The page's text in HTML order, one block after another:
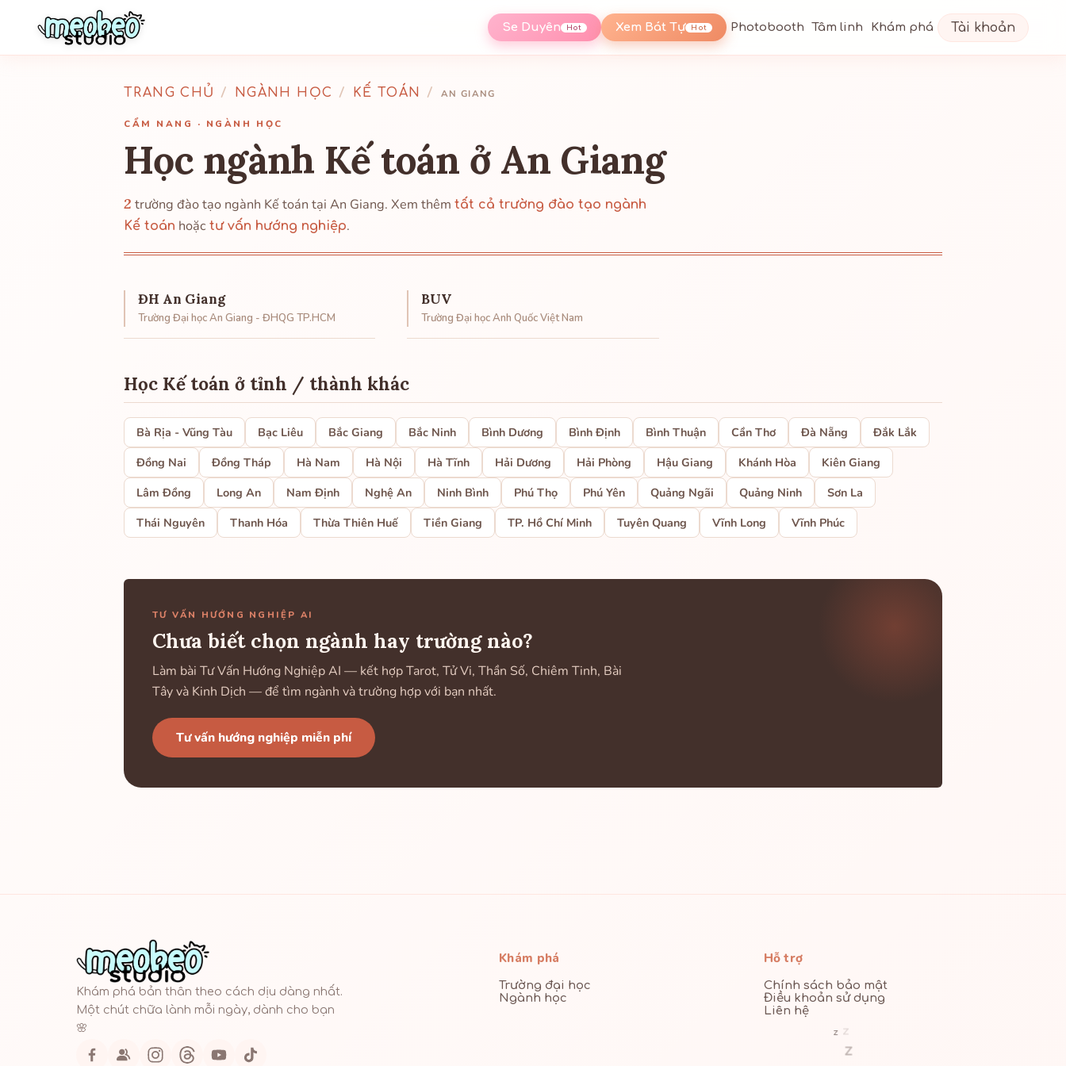
Se Duyên Hot Xem Bát Tự Hot Photobooth Tâm linh Khám phá Tài khoản
TRANG CHỦ / NGÀNH HỌC / KẾ TOÁN / AN GIANG
CẨM NANG · NGÀNH HỌC
Học ngành Kế toán ở An Giang
2 trường đào tạo ngành Kế toán tại An Giang. Xem thêm tất cả trường đào tạo ngành
Kế toán hoặc tư vấn hướng nghiệp.
ĐH An Giang
Trường Đại học An Giang - ĐHQG TP.HCM
BUV
Trường Đại học Anh Quốc Việt Nam
Học Kế toán ở tỉnh / thành khác
Bà Rịa - Vũng Tàu Bạc Liêu Bắc Giang Bắc Ninh Bình Dương Bình Định Bình Thuận Cần Thơ Đà Nẵng
Đắk Lắk
Đồng Nai
Đồng Tháp Hà Nam Hà Nội Hà Tĩnh Hải Dương Hải Phòng Hậu Giang Khánh Hòa
Kiên Giang
Lâm Đồng
Long An Nam Định Nghệ An Ninh Bình Phú Thọ Phú Yên Quảng Ngãi Quảng Ninh
Sơn La
Thái Nguyên
Thanh Hóa Thừa Thiên Huế Tiền Giang TP. Hồ Chí Minh Tuyên Quang Vĩnh Long Vĩnh Phúc
TƯ VẤN HƯỚNG NGHIỆP AI
Chưa biết chọn ngành hay trường nào?
Làm bài Tư Vấn Hướng Nghiệp AI — kết hợp Tarot, Tử Vi, Thần Số, Chiêm Tinh, Bài
Tây và Kinh Dịch — để tìm ngành và trường hợp với bạn nhất.
Tư vấn hướng nghiệp miễn phí
Khám phá bản thân theo cách dịu dàng nhất.
Một chút chữa lành mỗi ngày, dành cho bạn
🌸
Khám phá
Trường đại học
Ngành học
Hỗ trợ
Chính sách bảo mật
Điều khoản sử dụng
Liên hệ
z
z
z